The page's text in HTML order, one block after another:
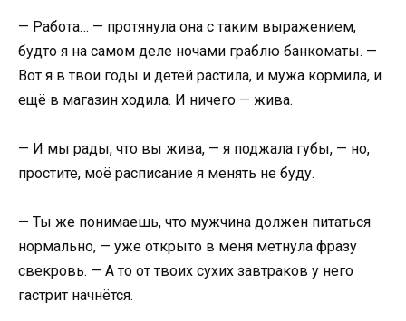
— Работа… — протянула она с таким выражением,
будто я на самом деле ночами граблю банкоматы. —
Вот я в твои годы и детей растила, и мужа кормила, и
ещё в магазин ходила. И ничего — жива.
— И мы рады, что вы жива, — я поджала губы, — но,
простите, моё расписание я менять не буду.
— Ты же понимаешь, что мужчина должен питаться
нормально, — уже открыто в меня метнула фразу
свекровь. — А то от твоих сухих завтраков у него
гастрит начнётся.